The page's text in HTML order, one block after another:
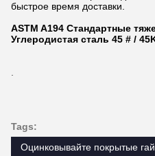
быстрое время доставки.
ASTM A194 Стандартные
Углеродистая сталь 45 # /
Tags:
Оцинковывайте покрытые